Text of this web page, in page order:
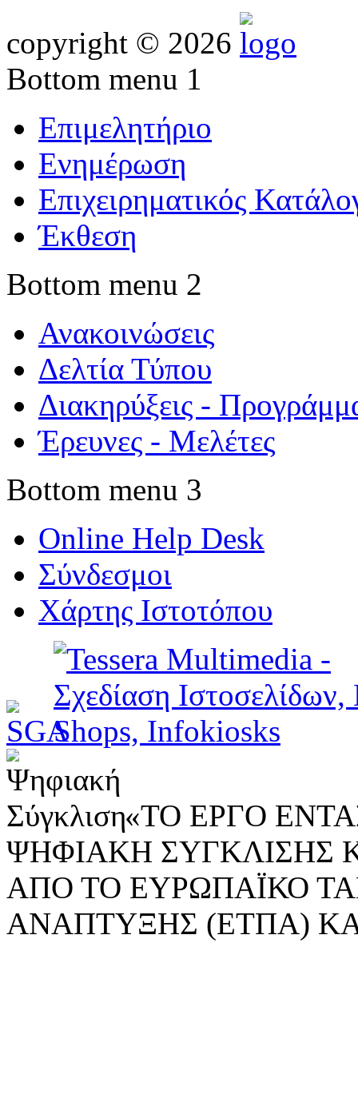
copyright © 2026
Bottom menu 1
Επιμελητήριο
Ενημέρωση
Επιχειρηματικός
Έκθεση
Bottom menu 2
Ανακοινώσεις
Δελτία Τύπου
Διακηρύξεις -
Έρευνες - Μελέτες
Bottom menu 3
Online Help Desk
Σύνδεσμοι
Χάρτης Ιστοτόπου
«ΤΟ ΕΡΓΟ
ΨΗΦΙΑΚΗ ΣΥΓΚΛΙΣΗΣ
ΑΠΟ ΤΟ ΕΥΡΩΠΑΪΚΟ
ΑΝΑΠΤΥΞΗΣ (ΕΤΠΑ)